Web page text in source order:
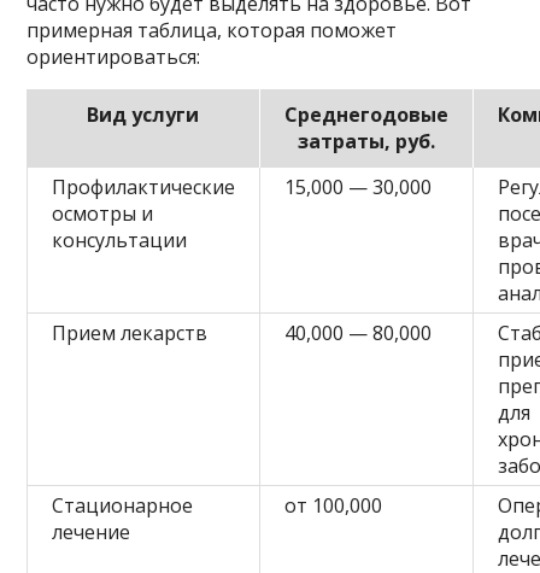
примерная таблица, которая поможет
ориентироваться:
Вид услуги
Среднегодовые
затраты, руб.
Профилактические
осмотры и
консультации
15,000 — 30,000
Прием лекарств
40,000 — 80,000
для
Стационарное
лечение
от 100,000